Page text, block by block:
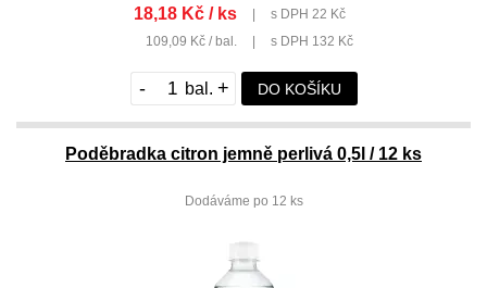
18,18 Kč / ks
s DPH 22 Kč
109,09 Kč / bal.
s DPH 132 Kč
- + DO KOŠÍKU
Poděbradka citron jemně perlivá 0,5l / 12 ks
Dodáváme po 12 ks